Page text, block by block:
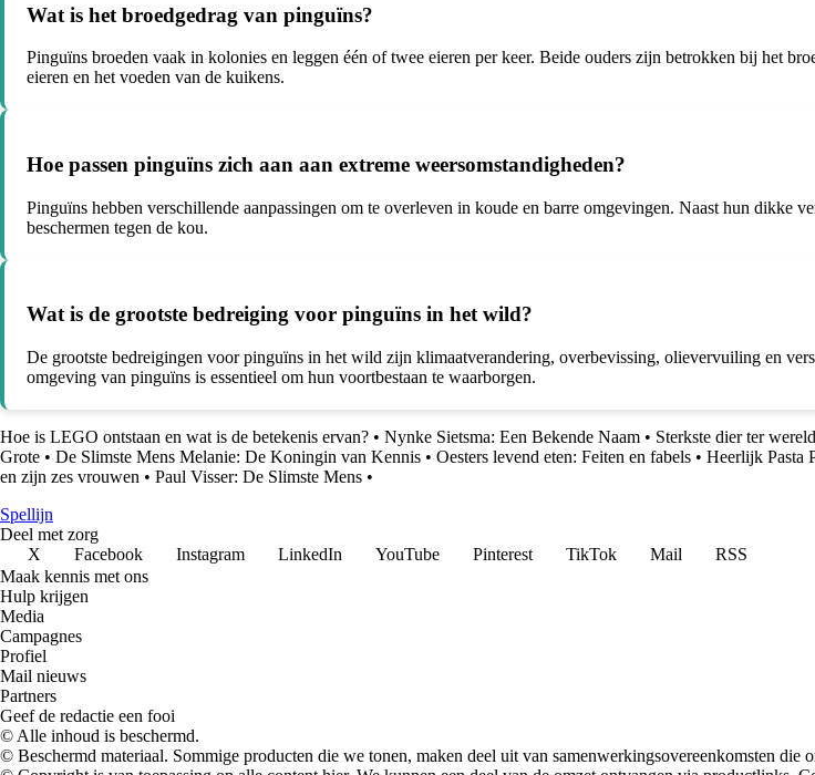
Wat is het broedgedrag van pinguïns?
Pinguïns broeden vaak in kolonies en leggen één of twee eieren per keer. Beide ouders zijn betrokken bij het
eieren en het voeden van de kuikens.
Hoe passen pinguïns zich aan aan extreme weersomstandigheden?
Pinguïns hebben verschillende aanpassingen om te overleven in koude en barre omgevingen. Naast hun dikke
beschermen tegen de kou.
Wat is de grootste bedreiging voor pinguïns in het wild?
De grootste bedreigingen voor pinguïns in het wild zijn klimaatverandering, overbevissing, olievervuiling en
omgeving van pinguïns is essentieel om hun voortbestaan te waarborgen.
Hoe is LEGO ontstaan en wat is de betekenis ervan? • Nynke Sietsma: Een Bekende Naam • Sterkste dier ter
Grote • De Slimste Mens Melanie: De Koningin van Kennis • Oesters levend eten: Feiten en fabels • Heerlijk Pasta
en zijn zes vrouwen • Paul Visser: De Slimste Mens •
Spellijn
Deel met zorg
X
Facebook Instagram LinkedIn YouTube Pinterest TikTok Mail
RSS
Maak kennis met ons
Hulp krijgen
Media
Campagnes
Profiel
Mail nieuws
Partners
Geef de redactie een fooi
© Alle inhoud is beschermd.
© Beschermd materiaal. Sommige producten die we tonen, maken deel uit van samenwerkingsovereenkomsten die